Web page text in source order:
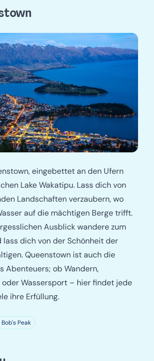
eingebettet an den Ufern
Lake Wakatipu. Lass dich von
Landschaften verzaubern, wo
auf die mächtigen Berge trifft.
Ausblick wandere zum
lass dich von der Schönheit der
Queenstown ist auch die
Abenteuers; ob Wandern,
oder Wassersport – hier findet jede
ihre Erfüllung.
Bob's Peak